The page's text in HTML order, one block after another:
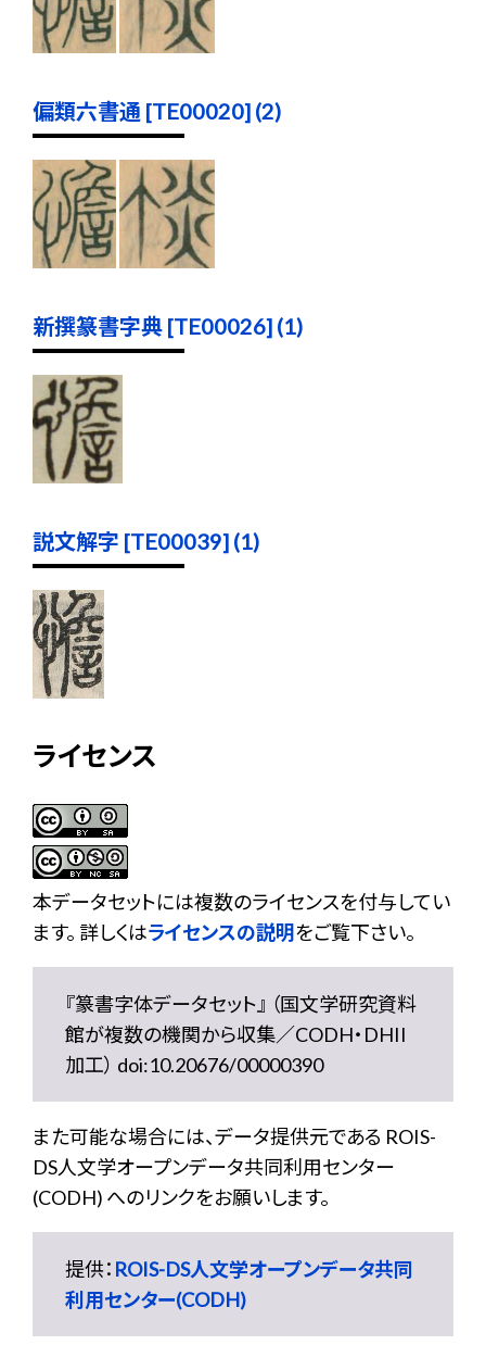
偏類六書通 [TE00020] (2)
新撰篆書字典 [TE00026] (1)
説文解字 [TE00039] (1)
ライセンス
本データセットには複数のライセンスを付与してい
ます。 詳しくはライセンスの説明をご覧下さい。
『篆書字体データセット』 （国文学研究資料
館が複数の機関から収集／CODH・DHII
加工） doi:10.20676/00000390
また可能な場合には、データ提供元である ROIS-
DS人文学オープンデータ共同利用センター
(CODH) へのリンクをお願いします。
提供： ROIS-DS人文学オープンデータ共同
利用センター(CODH)